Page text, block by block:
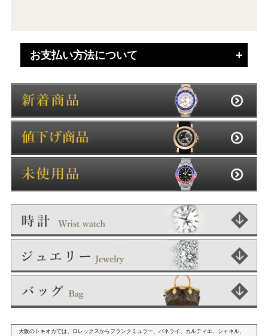
お支払い方法について
大阪のトキオカでは、ロレックスからフランクミュラー、パネライ、カルティエ、シャネル、